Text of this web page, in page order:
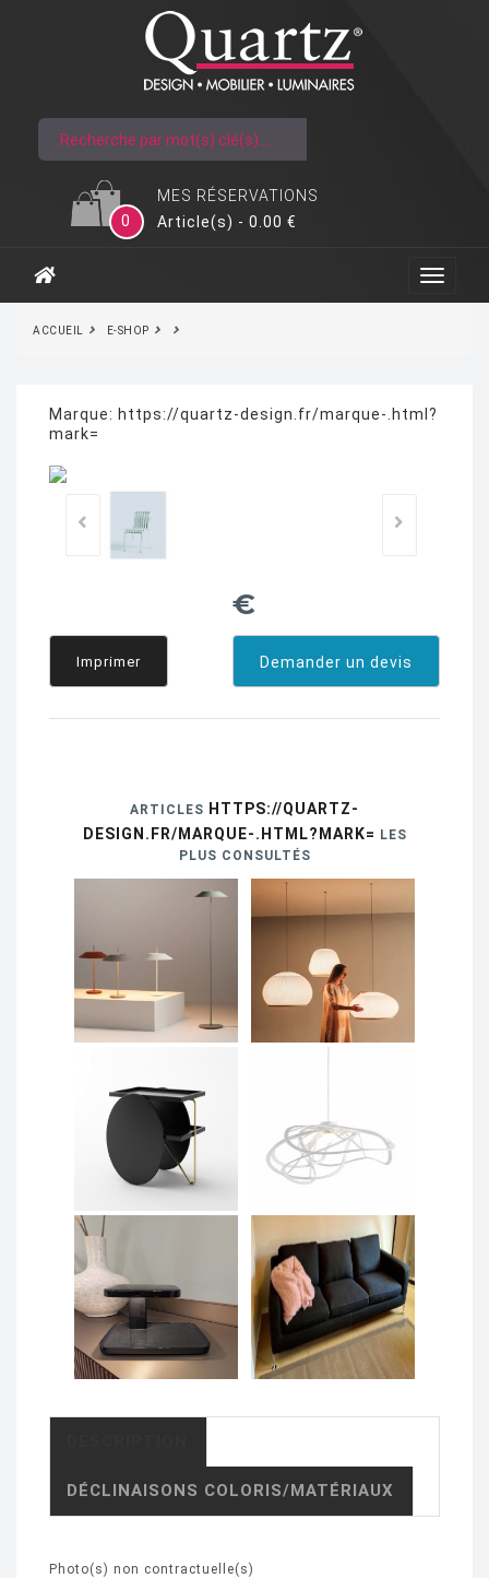
MES RÉSERVATIONS
0
Article(s) - 0.00 €
ACCUEIL E-SHOP
Marque: https://quartz-design.fr/marque-.html?
mark=
€
Demander un devis
Imprimer
ARTICLES HTTPS://QUARTZ-
DESIGN.FR/MARQUE-.HTML?MARK= LES
PLUS CONSULTÉS
DÉCLINAISONS COLORIS/MATÉRIAUX
Photo(s) non contractuelle(s)